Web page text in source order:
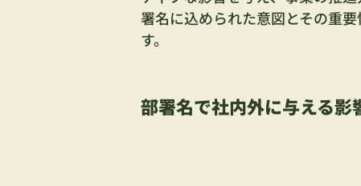
署名に込められた意図とその重
す。
部署名で社内外に与える影